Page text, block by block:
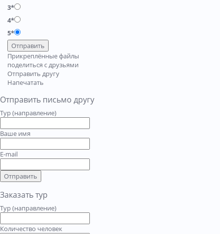
3*
4*
5*
Отправить
Прикреплённые файлы
поделиться с друзьями
Отправить другу
Напечатать
Отправить письмо другу
Тур (направление)
Ваше имя
E-mail
Отправить
Заказать тур
Тур (направление)
Количество человек